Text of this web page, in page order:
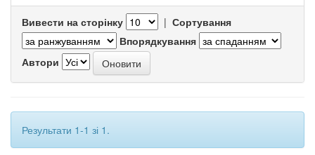
Вивести на сторінку | Сортування
Впорядкування
Автори
Результати 1-1 зі 1.